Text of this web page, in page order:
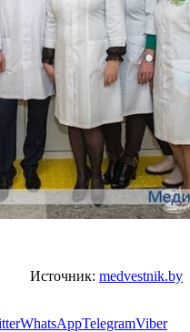
Источник: medvestnik.by
WhatsAppTelegramViber